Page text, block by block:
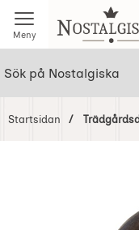
Meny
Startsidan